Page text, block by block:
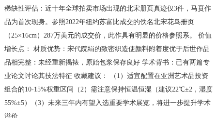
稀缺性评估：近十年全球拍卖市场出现的北宋册页真迹仅3件，马贲作
品为首次现身。参照2022年纽约苏富比成交的佚名北宋花鸟册页
（25×16cm）287万美元的成交价，此作具有明显的价格参照系。 价值
增长点： 材质优势：宋代院绢的致密织造使颜料附着度优于后世作品
品相完整：未经重新揭裱，原始包浆保存良好 学术背书：已有两篇专
业论文讨论其技法特征 收藏建议： （1）适宜配置在亚洲艺术品投资
组合的10-15%权重区间（2）需注意保持恒温恒湿（建议22℃±2，湿度
55%±5）（3）未来三年内有望入选重要学术展览，将进一步提升学术
溢价